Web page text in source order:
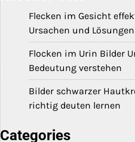
Flecken im Gesicht
Ursachen und Lösungen
Flocken im Urin Bilder
Bedeutung verstehen
Bilder schwarzer
richtig deuten lernen
Categories